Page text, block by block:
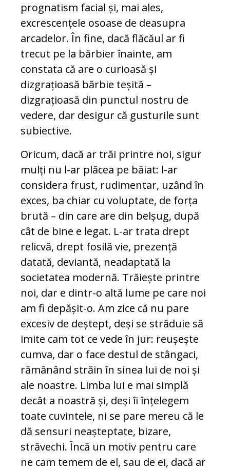
prognatism facial și, mai ales,
excrescențele osoase de deasupra
arcadelor. În fine, dacă flăcăul ar fi
trecut pe la bărbier înainte, am
constata că are o curioasă și
dizgrațioasă bărbie teșită –
dizgrațioasă din punctul nostru de
vedere, dar desigur că gusturile sunt
subiective.
Oricum, dacă ar trăi printre noi, sigur
mulți nu l-ar plăcea pe băiat: l-ar
considera frust, rudimentar, uzând în
exces, ba chiar cu voluptate, de forța
brută – din care are din belșug, după
cât de bine e legat. L-ar trata drept
relicvă, drept fosilă vie, prezență
datată, deviantă, neadaptată la
societatea modernă. Trăiește printre
noi, dar e dintr-o altă lume pe care noi
am fi depășit-o. Am zice că nu pare
excesiv de deștept, deși se străduie să
imite cam tot ce vede în jur: reușește
cumva, dar o face destul de stângaci,
rămânând străin în sinea lui de noi și
ale noastre. Limba lui e mai simplă
decât a noastră și, deși îi înțelegem
toate cuvintele, ni se pare mereu că le
dă sensuri neașteptate, bizare,
străvechi. Încă un motiv pentru care
ne cam temem de el, sau de ei, dacă ar